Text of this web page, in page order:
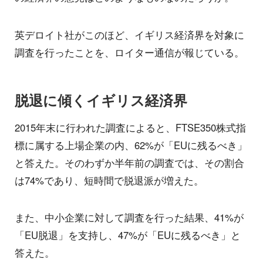
英デロイト社がこのほど、イギリス経済界を対象に
調査を行ったことを、ロイター通信が報じている。
脱退に傾くイギリス経済界
2015年末に行われた調査によると、FTSE350株式指
標に属する上場企業の内、62%が「EUに残るべき」
と答えた。そのわずか半年前の調査では、その割合
は74%であり、短時間で脱退派が増えた。
また、中小企業に対して調査を行った結果、41%が
「EU脱退」を支持し、47%が「EUに残るべき」と
答えた。